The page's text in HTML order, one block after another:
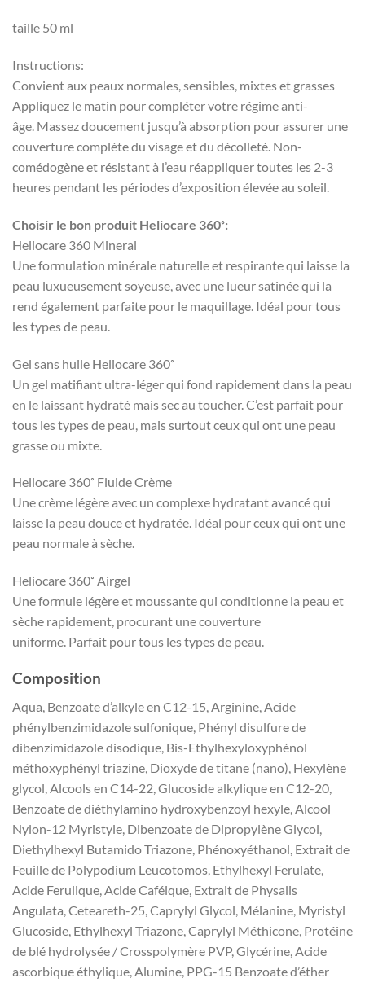
taille 50 ml
Instructions:
Convient aux peaux normales, sensibles, mixtes et grasses
Appliquez le matin pour compléter votre régime anti-
âge. Massez doucement jusqu’à absorption pour assurer une
couverture complète du visage et du décolleté. Non-
comédogène et résistant à l’eau réappliquer toutes les 2-3
heures pendant les périodes d’exposition élevée au soleil.
Choisir le bon produit Heliocare 360˚:
Heliocare 360 ​​Mineral
Une formulation minérale naturelle et respirante qui laisse la
peau luxueusement soyeuse, avec une lueur satinée qui la
rend également parfaite pour le maquillage. Idéal pour tous
les types de peau.
Gel sans huile Heliocare 360˚
Un gel matifiant ultra-léger qui fond rapidement dans la peau
en le laissant hydraté mais sec au toucher. C’est parfait pour
tous les types de peau, mais surtout ceux qui ont une peau
grasse ou mixte.
Heliocare 360˚ Fluide Crème
Une crème légère avec un complexe hydratant avancé qui
laisse la peau douce et hydratée. Idéal pour ceux qui ont une
peau normale à sèche.
Heliocare 360˚ Airgel
Une formule légère et moussante qui conditionne la peau et
sèche rapidement, procurant une couverture
uniforme. Parfait pour tous les types de peau.
Composition
Aqua, Benzoate d’alkyle en C12-15, Arginine, Acide
phénylbenzimidazole sulfonique, Phényl disulfure de
dibenzimidazole disodique, Bis-Ethylhexyloxyphénol
méthoxyphényl triazine, Dioxyde de titane (nano), Hexylène
glycol, Alcools en C14-22, Glucoside alkylique en C12-20,
Benzoate de diéthylamino hydroxybenzoyl hexyle, Alcool
Nylon-12 Myristyle, Dibenzoate de Dipropylène Glycol,
Diethylhexyl Butamido Triazone, Phénoxyéthanol, Extrait de
Feuille de Polypodium Leucotomos, Ethylhexyl Ferulate,
Acide Ferulique, Acide Caféique, Extrait de Physalis
Angulata, Ceteareth-25, Caprylyl Glycol, Mélanine, Myristyl
Glucoside, Ethylhexyl Triazone, Caprylyl Méthicone, Protéine
de blé hydrolysée / Crosspolymère PVP, Glycérine, Acide
ascorbique éthylique, Alumine, PPG-15 Benzoate d’éther